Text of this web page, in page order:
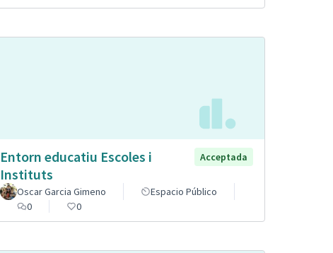
Entorn educatiu Escoles i
Instituts
Acceptada
Oscar Garcia Gimeno
Espacio Público
0
0